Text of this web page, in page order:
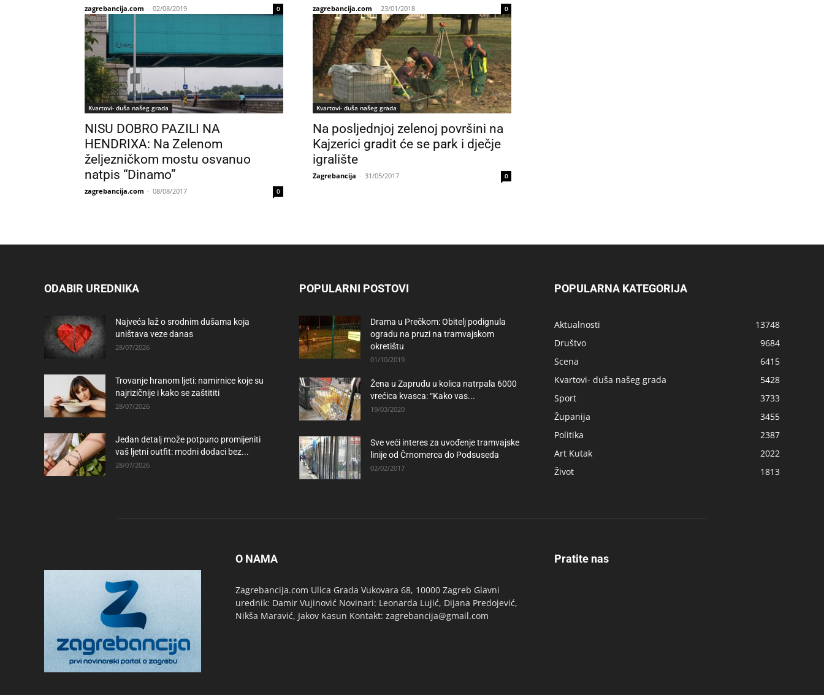
zagrebancija.com - 02/08/2019 0 zagrebancija.com - 23/01/2018 0
Kvartovi- duša našeg grada
NISU DOBRO PAZILI NA
HENDRIXA: Na Zelenom
željezničkom mostu osvanuo
natpis “Dinamo”
zagrebancija.com - 08/08/2017 0
Kvartovi- duša našeg grada
Na posljednjoj zelenoj površini na
Kajzerici gradit će se park i dječje
igralište
Zagrebancija - 31/05/2017 0
ODABIR UREDNIKA
Najveća laž o srodnim dušama koja
uništava veze danas
28/07/2026
Trovanje hranom ljeti: namirnice koje su
najrizičnije i kako se zaštititi
28/07/2026
Jedan detalj može potpuno promijeniti
vaš ljetni outfit: modni dodaci bez...
28/07/2026
POPULARNI POSTOVI
Drama u Prečkom: Obitelj podignula
ogradu na pruzi na tramvajskom
okretištu
01/10/2019
Žena u Zapruđu u kolica natrpala 6000
vrećica kvasca: “Kako vas...
19/03/2020
Sve veći interes za uvođenje tramvajske
linije od Črnomerca do Podsuseda
02/02/2017
POPULARNA KATEGORIJA
Aktualnosti
13748
Društvo
9684
Scena
6415
Kvartovi- duša našeg grada
5428
Sport
3733
Županija
3455
Politika
2387
Art Kutak
2022
Život
1813
O NAMA
Zagrebancija.com Ulica Grada Vukovara 68, 10000 Zagreb Glavni
urednik: Damir Vujinović Novinari: Leonarda Lujić, Dijana Predojević,
Nikša Maravić, Jakov Kasun Kontakt: zagrebancija@gmail.com
Pratite nas